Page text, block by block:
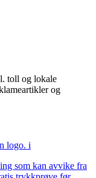
toll og lokale
og
logo. i
som kan avvike fra